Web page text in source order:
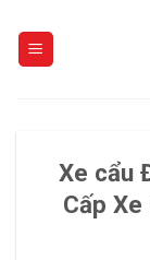
content
Xe cẩu
Cấp